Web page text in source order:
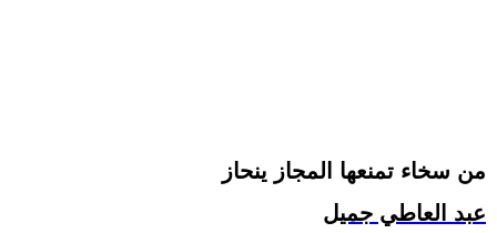
من سخاء تمنعها المجاز ينحاز
عبد العاطي جميل